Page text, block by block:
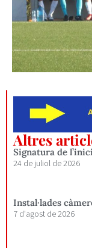
Altres
Signatura de
24 de juliol de 2026
Instal·lades
7 d'agost de 2026